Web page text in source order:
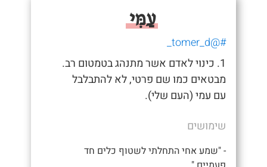
עַמִּי
#@tomer_d_
1. כינוי לאדם אשר מתנהג בטמטום רב.
מבטאים כמו שם פרטי, לא להתבלבל
עם עמי (העם שלי).
שימושים
- "שמע אחי התחלתי לשטוף כלים חד